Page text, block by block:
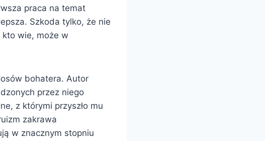
praca na temat
Szkoda tylko, że nie
kto wie, może w
bohatera. Autor
przez niego
z którymi przyszło mu
zakrawa
w znacznym stopniu